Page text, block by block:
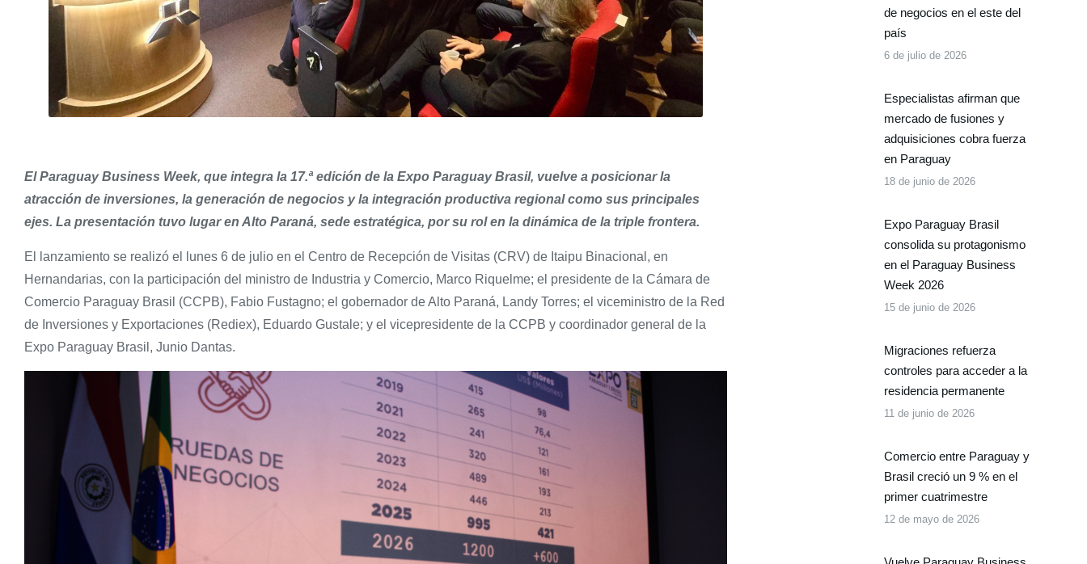
El Paraguay Business Week, que integra la 17.ª edición de la Expo Paraguay Brasil, vuelve a posicionar la
atracción de inversiones, la generación de negocios y la integración productiva regional como sus principales
ejes. La presentación tuvo lugar en Alto Paraná, sede estratégica, por su rol en la dinámica de la triple frontera.
El lanzamiento se realizó el lunes 6 de julio en el Centro de Recepción de Visitas (CRV) de Itaipu Binacional, en
Hernandarias, con la participación del ministro de Industria y Comercio, Marco Riquelme; el presidente de la Cámara de
Comercio Paraguay Brasil (CCPB), Fabio Fustagno; el gobernador de Alto Paraná, Landy Torres; el viceministro de la Red
de Inversiones y Exportaciones (Rediex), Eduardo Gustale; y el vicepresidente de la CCPB y coordinador general de la
Expo Paraguay Brasil, Junio Dantas.
de negocios en el este del
país
6 de julio de 2026
Especialistas afirman que
mercado de fusiones y
adquisiciones cobra fuerza
en Paraguay
18 de junio de 2026
Expo Paraguay Brasil
consolida su protagonismo
en el Paraguay Business
Week 2026
15 de junio de 2026
Migraciones refuerza
controles para acceder a la
residencia permanente
11 de junio de 2026
Comercio entre Paraguay y
Brasil creció un 9 % en el
primer cuatrimestre
12 de mayo de 2026